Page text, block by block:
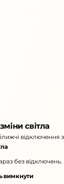
світла
відключення
без відключень.
вимкнути